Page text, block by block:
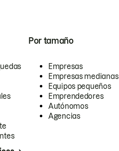
Por tamaño
Empresas
Empresas medianas
Equipos pequeños
Emprendedores
Autónomos
Agencias